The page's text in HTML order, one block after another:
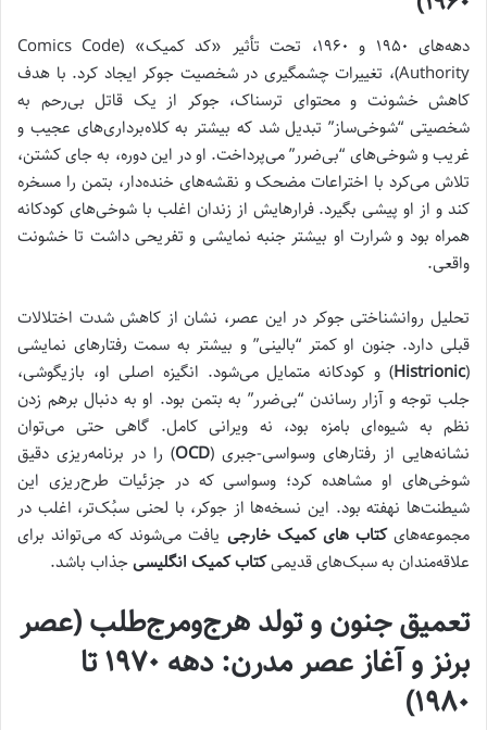
دهه‌های ۱۹۵۰ و ۱۹۶۰، تحت تأثیر «کد کمیک» (Comics Code
Authority)، تغییرات چشمگیری در شخصیت جوکر ایجاد کرد. با هدف
کاهش خشونت و محتوای ترسناک، جوکر از یک قاتل بی‌رحم به
شخصیتی “شوخی‌ساز” تبدیل شد که بیشتر به کلاه‌برداری‌های عجیب و
غریب و شوخی‌های “بی‌ضرر” می‌پرداخت. او در این دوره، به جای کشتن،
تلاش می‌کرد با اختراعات مضحک و نقشه‌های خنده‌دار، بتمن را مسخره
کند و از او پیشی بگیرد. فرارهایش از زندان اغلب با شوخی‌های کودکانه
همراه بود و شرارت او بیشتر جنبه نمایشی و تفریحی داشت تا خشونت
واقعی.
تحلیل روانشناختی جوکر در این عصر، نشان از کاهش شدت اختلالات
قبلی دارد. جنون او کمتر “بالینی” و بیشتر به سمت رفتارهای نمایشی
(
Histrionic) و کودکانه متمایل می‌شود. انگیزه اصلی او، بازیگوشی،
جلب توجه و آزار رساندن “بی‌ضرر” به بتمن بود. او به دنبال برهم زدن
نظم به شیوه‌ای بامزه بود، نه ویرانی کامل. گاهی حتی می‌توان
نشانه‌هایی از رفتارهای وسواسی-جبری (OCD) را در برنامه‌ریزی دقیق
شوخی‌های او مشاهده کرد؛ وسواسی که در جزئیات طرح‌ریزی این
شیطنت‌ها نهفته بود. این نسخه‌ها از جوکر، با لحنی سبُک‌تر، اغلب در
مجموعه‌هایکتاب های کمیک خارجی یافت می‌شوند که می‌تواند برای
علاقه‌مندان به سبک‌های قدیمیکتاب کمیک انگلیسیجذاب باشد.
تعمیق جنون و تولد هرج‌ومرج‌طلب (عصر
برنز و آغاز عصر مدرن: دهه ۱۹۷۰ تا
۱۹۸۰)